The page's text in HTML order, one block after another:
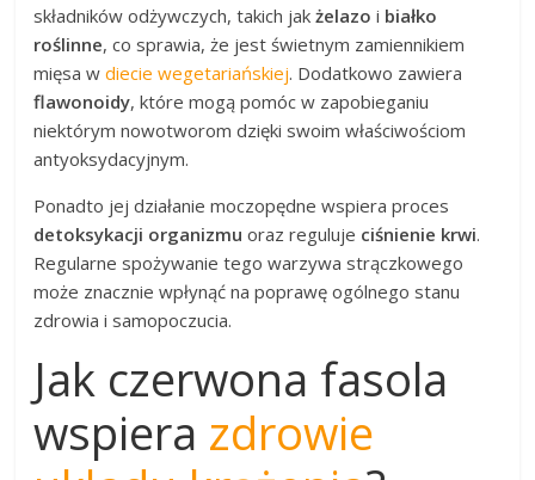
składników odżywczych, takich jakżelazo i białko
roślinne, co sprawia, że jest świetnym zamiennikiem
mięsa wdiecie wegetariańskiej. Dodatkowo zawiera
flawonoidy, które mogą pomóc w zapobieganiu
niektórym nowotworom dzięki swoim właściwościom
antyoksydacyjnym.
Ponadto jej działanie moczopędne wspiera proces
detoksykacji organizmu oraz reguluje ciśnienie krwi.
Regularne spożywanie tego warzywa strączkowego
może znacznie wpłynąć na poprawę ogólnego stanu
zdrowia i samopoczucia.
Jak czerwona fasola
wspiera zdrowie